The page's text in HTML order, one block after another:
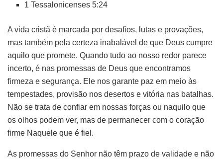
1 Tessalonicenses 5:24
A vida cristã é marcada por desafios, lutas e provações,
mas também pela certeza inabalável de que Deus cumpre
aquilo que promete. Quando tudo ao nosso redor parece
incerto, é nas promessas de Deus que encontramos
firmeza e segurança. Ele nos garante paz em meio às
tempestades, provisão nos desertos e vitória nas batalhas.
Não se trata de confiar em nossas forças ou naquilo que
os olhos podem ver, mas de permanecer com o coração
firme Naquele que é fiel.
As promessas do Senhor não têm prazo de validade e não